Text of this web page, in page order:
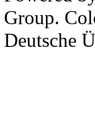
Group.
Deutsche